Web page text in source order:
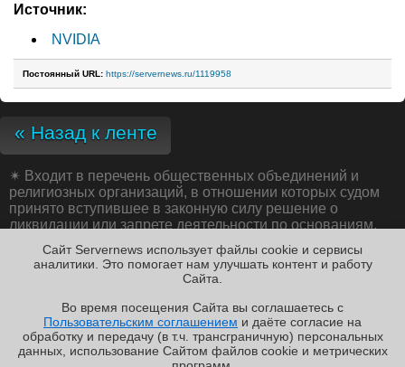
✖
Источник:
NVIDIA
Постоянный URL: https://servernews.ru/1119958
« Назад к ленте
✴ Входит в перечень общественных объединений и
религиозных организаций, в отношении которых судом
принято вступившее в законную силу решение о
ликвидации или запрете деятельности по основаниям,
№ 114-ФЗ «О противодействии экстремистской
деятельности»;
Copyright ©2010-2026
Servernews.Пользовательское
соглашение
Сайт Servernews использует файлы cookie и сервисы
аналитики. Это помогает нам улучшать контент и работу
Cайта.
Во время посещения Cайта вы соглашаетесь с
Пользовательским соглашением и даёте согласие на
обработку и передачу (в т.ч. трансграничную) персональных
данных, использование Cайтом файлов cookie и метрических